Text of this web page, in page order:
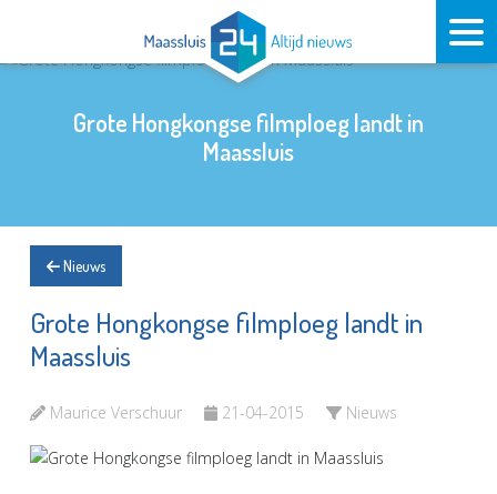
Grote Hongkongse filmploeg landt in
Maassluis
Nieuws
Grote Hongkongse filmploeg landt in
Maassluis
Maurice Verschuur 21-04-2015 Nieuws